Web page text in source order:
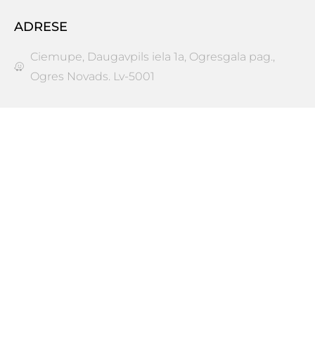
ADRESE
Ciemupe, Daugavpils iela 1a, Ogresgala pag.,
Ogres Novads. Lv-5001